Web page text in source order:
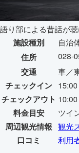
語り部による昔話が
施設種別
自治
住所
028-
交通
車／
チェックイン 15:00
チェックアウト 10:00
料金目安
ツイ
周辺観光情報 観光
口コミ
利用